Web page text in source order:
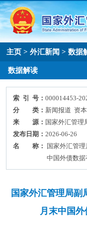
主页 >外汇新闻 >数据
数据解读
索 引 号：000014453-
分 类： 新闻报道 资
来 源： 国家外汇管理
发布日期：2026-06-26
名 称：
国家外汇管
中国外债数
国家外汇管理局副
月末中国